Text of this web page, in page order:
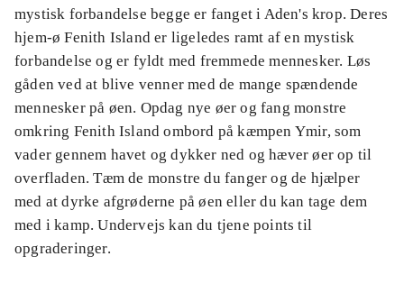
mystisk forbandelse begge er fanget i Aden's krop. Deres
hjem-ø Fenith Island er ligeledes ramt af en mystisk
forbandelse og er fyldt med fremmede mennesker. Løs
gåden ved at blive venner med de mange spændende
mennesker på øen. Opdag nye øer og fang monstre
omkring Fenith Island ombord på kæmpen Ymir, som
vader gennem havet og dykker ned og hæver øer op til
overfladen. Tæm de monstre du fanger og de hjælper
med at dyrke afgrøderne på øen eller du kan tage dem
med i kamp. Undervejs kan du tjene points til
opgraderinger.